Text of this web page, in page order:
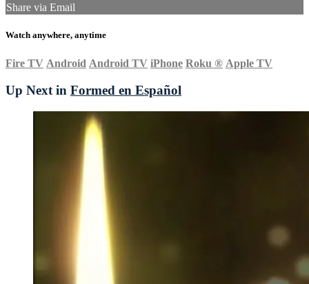
Share via Email
Watch anywhere, anytime
Fire TV Android Android TV iPhone Roku ® Apple TV
Up Next in Formed en Español